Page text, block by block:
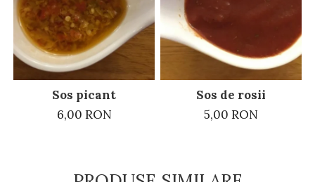
Sos picant
6,00 RON
Sos de rosii
5,00 RON